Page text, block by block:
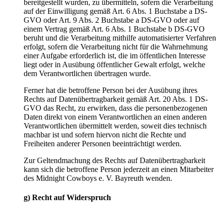
bereitgestellt wurden, zu übermitteln, sofern die Verarbeitung
auf der Einwilligung gemäß Art. 6 Abs. 1 Buchstabe a DS-
GVO oder Art. 9 Abs. 2 Buchstabe a DS-GVO oder auf
einem Vertrag gemäß Art. 6 Abs. 1 Buchstabe b DS-GVO
beruht und die Verarbeitung mithilfe automatisierter Verfahren
erfolgt, sofern die Verarbeitung nicht für die Wahrnehmung
einer Aufgabe erforderlich ist, die im öffentlichen Interesse
liegt oder in Ausübung öffentlicher Gewalt erfolgt, welche
dem Verantwortlichen übertragen wurde.
Ferner hat die betroffene Person bei der Ausübung ihres
Rechts auf Datenübertragbarkeit gemäß Art. 20 Abs. 1 DS-
GVO das Recht, zu erwirken, dass die personenbezogenen
Daten direkt von einem Verantwortlichen an einen anderen
Verantwortlichen übermittelt werden, soweit dies technisch
machbar ist und sofern hiervon nicht die Rechte und
Freiheiten anderer Personen beeinträchtigt werden.
Zur Geltendmachung des Rechts auf Datenübertragbarkeit
kann sich die betroffene Person jederzeit an einen Mitarbeiter
des Midnight Cowboys e. V. Bayreuth wenden.
g) Recht auf Widerspruch